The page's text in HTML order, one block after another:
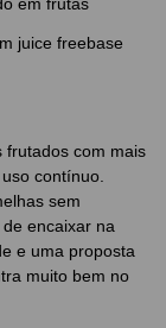
em frutas
juice freebase
frutados com mais
contínuo.
sem
encaixar na
e uma proposta
muito bem no